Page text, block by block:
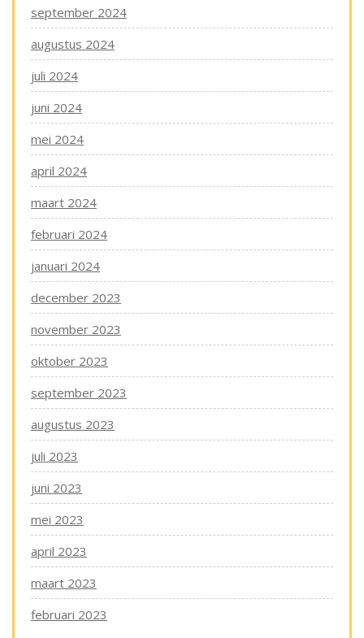
september 2024
augustus 2024
juli 2024
juni 2024
mei 2024
april 2024
maart 2024
februari 2024
januari 2024
december 2023
november 2023
oktober 2023
september 2023
augustus 2023
juli 2023
juni 2023
mei 2023
april 2023
maart 2023
februari 2023